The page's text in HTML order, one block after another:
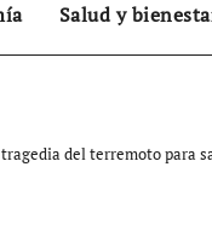
Salud y
del terremoto para